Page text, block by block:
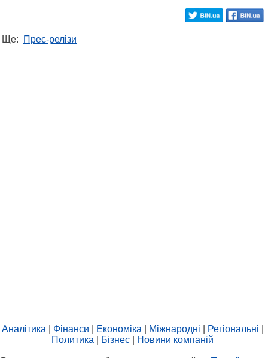
Ще: Прес-релізи
Аналітика Фінанси Економіка Міжнародні Регіональні
Политика
Бізнес Новини компаній